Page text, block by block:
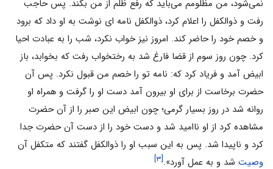
نمى‌شود، من مظلومم مى‌باید که رفع ظلم از من بکند. پس حاجب
رفت و ذوالکفل را اعلام کرد، ذوالکفل نامه اى نوشت به او داد که برود
و خصم خود را حاضر کند. امروز نیز خواب نکرد، شب را به عبادت احیا
کرد. چون روز سوم از قضا فارغ شد به رختخواب رفت که بخوابد، باز
ابیض آمد و فریاد کرد که: نامه تو را خصم من قبول نکرد. پس آن
حضرت برخاست از براى او بیرون آمد دست او را گرفت و همراه او
روانه شد در روز بسیار گرمى؛ چون ابیض این صبر را از آن حضرت
مشاهده کرد از او ناامید شد و دست خود را از دست آن حضرت جدا
کرد و ناپیدا شد. پس به این سبب او را ذوالکفل گفتند که متکفل آن
وصیت شد و به عمل آورد».[۳]